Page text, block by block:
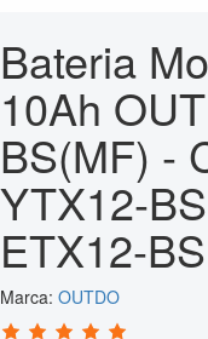
Bateria
10Ah
BS(MF) -
YTX12-
ETX12-BS
Marca: OUTDO